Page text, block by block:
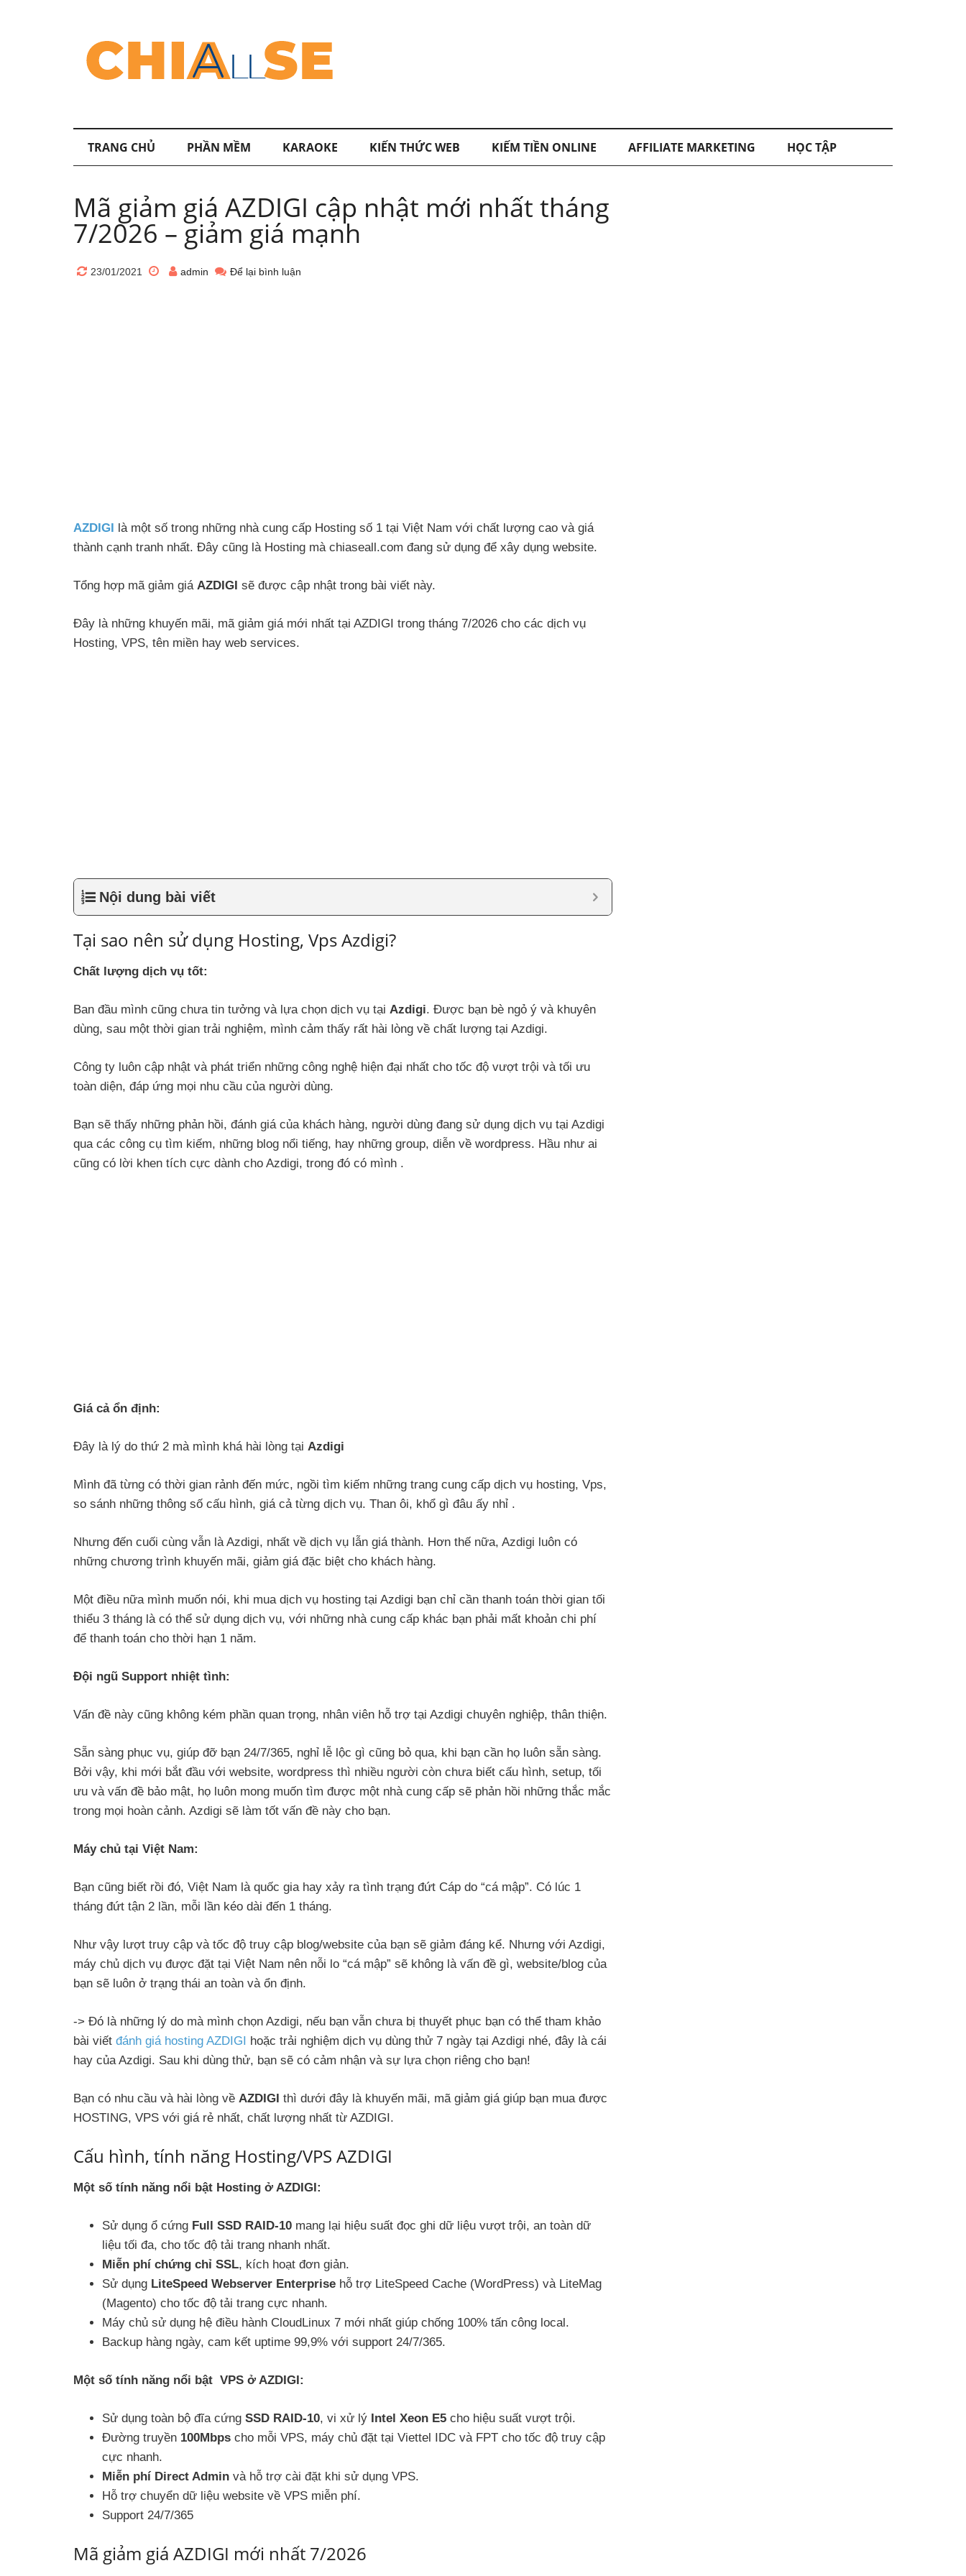
TRANG CHỦ PHẦN MỀM KARAOKE KIẾN THỨC WEB KIẾM TIỀN ONLINE AFFILIATE MARKETING HỌC TẬP
Mã giảm giá AZDIGI cập nhật mới nhất tháng
7/2026 – giảm giá mạnh
23/01/2021 admin Để lại bình luận
AZDIGI là một số trong những nhà cung cấp Hosting số 1 tại Việt Nam với chất lượng cao và giá
thành cạnh tranh nhất. Đây cũng là Hosting mà chiaseall.com đang sử dụng để xây dụng website.
Tổng hợp mã giảm giá AZDIGI sẽ được cập nhật trong bài viết này.
Đây là những khuyến mãi, mã giảm giá mới nhất tại AZDIGI trong tháng 7/2026 cho các dịch vụ
Hosting, VPS, tên miền hay web services.
Nội dung bài viết
Tại sao nên sử dụng Hosting, Vps Azdigi?
Chất lượng dịch vụ tốt:
Ban đầu mình cũng chưa tin tưởng và lựa chọn dịch vụ tại Azdigi. Được bạn bè ngỏ ý và khuyên
dùng, sau một thời gian trải nghiệm, mình cảm thấy rất hài lòng về chất lượng tại Azdigi.
Công ty luôn cập nhật và phát triển những công nghệ hiện đại nhất cho tốc độ vượt trội và tối ưu
toàn diện, đáp ứng mọi nhu cầu của người dùng.
Bạn sẽ thấy những phản hồi, đánh giá của khách hàng, người dùng đang sử dụng dịch vụ tại Azdigi
qua các công cụ tìm kiếm, những blog nổi tiếng, hay những group, diễn về wordpress. Hầu như ai
cũng có lời khen tích cực dành cho Azdigi, trong đó có mình .
Giá cả ổn định:
Đây là lý do thứ 2 mà mình khá hài lòng tại Azdigi
Mình đã từng có thời gian rảnh đến mức, ngồi tìm kiếm những trang cung cấp dịch vụ hosting, Vps,
so sánh những thông số cấu hình, giá cả từng dịch vụ. Than ôi, khổ gì đâu ấy nhỉ .
Nhưng đến cuối cùng vẫn là Azdigi, nhất về dịch vụ lẫn giá thành. Hơn thế nữa, Azdigi luôn có
những chương trình khuyến mãi, giảm giá đặc biệt cho khách hàng.
Một điều nữa mình muốn nói, khi mua dịch vụ hosting tại Azdigi bạn chỉ cần thanh toán thời gian tối
thiểu 3 tháng là có thể sử dụng dịch vụ, với những nhà cung cấp khác bạn phải mất khoản chi phí
để thanh toán cho thời hạn 1 năm.
Đội ngũ Support nhiệt tình:
Vấn đề này cũng không kém phần quan trọng, nhân viên hỗ trợ tại Azdigi chuyên nghiệp, thân thiện.
Sẵn sàng phục vụ, giúp đỡ bạn 24/7/365, nghỉ lễ lộc gì cũng bỏ qua, khi bạn cần họ luôn sẵn sàng.
Bởi vậy, khi mới bắt đầu với website, wordpress thì nhiều người còn chưa biết cấu hình, setup, tối
ưu và vấn đề bảo mật, họ luôn mong muốn tìm được một nhà cung cấp sẽ phản hồi những thắc mắc
trong mọi hoàn cảnh. Azdigi sẽ làm tốt vấn đề này cho bạn.
Máy chủ tại Việt Nam:
Bạn cũng biết rồi đó, Việt Nam là quốc gia hay xảy ra tình trạng đứt Cáp do “cá mập”. Có lúc 1
tháng đứt tận 2 lần, mỗi lần kéo dài đến 1 tháng.
Như vậy lượt truy cập và tốc độ truy cập blog/website của bạn sẽ giảm đáng kể. Nhưng với Azdigi,
máy chủ dịch vụ được đặt tại Việt Nam nên nỗi lo “cá mập” sẽ không là vấn đề gì, website/blog của
bạn sẽ luôn ở trạng thái an toàn và ổn định.
-> Đó là những lý do mà mình chọn Azdigi, nếu bạn vẫn chưa bị thuyết phục bạn có thể tham khảo
bài viết đánh giá hosting AZDIGI hoặc trải nghiệm dịch vụ dùng thử 7 ngày tại Azdigi nhé, đây là cái
hay của Azdigi. Sau khi dùng thử, bạn sẽ có cảm nhận và sự lựa chọn riêng cho bạn!
Bạn có nhu cầu và hài lòng về AZDIGI thì dưới đây là khuyến mãi, mã giảm giá giúp bạn mua được
HOSTING, VPS với giá rẻ nhất, chất lượng nhất từ AZDIGI.
Cấu hình, tính năng Hosting/VPS AZDIGI
Một số tính năng nổi bật Hosting ở AZDIGI:
Sử dụng ổ cứng Full SSD RAID-10 mang lại hiệu suất đọc ghi dữ liệu vượt trội, an toàn dữ
liệu tối đa, cho tốc độ tải trang nhanh nhất.
Miễn phí chứng chỉ SSL, kích hoạt đơn giản.
Sử dụng LiteSpeed Webserver Enterprise hỗ trợ LiteSpeed Cache (WordPress) và LiteMag
(Magento) cho tốc độ tải trang cực nhanh.
Máy chủ sử dụng hệ điều hành CloudLinux 7 mới nhất giúp chống 100% tấn công local.
Backup hàng ngày, cam kết uptime 99,9% với support 24/7/365.
Một số tính năng nổi bật VPS ở AZDIGI:
Sử dụng toàn bộ đĩa cứng SSD RAID-10, vi xử lý Intel Xeon E5 cho hiệu suất vượt trội.
Đường truyền 100Mbps cho mỗi VPS, máy chủ đặt tại Viettel IDC và FPT cho tốc độ truy cập
cực nhanh.
Miễn phí Direct Admin và hỗ trợ cài đặt khi sử dụng VPS.
Hỗ trợ chuyển dữ liệu website về VPS miễn phí.
Support 24/7/365
Mã giảm giá AZDIGI mới nhất 7/2026